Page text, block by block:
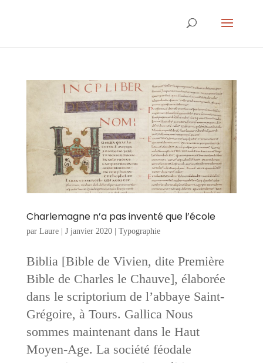
Charlemagne n’a pas inventé que l’école
par Laure| J janvier 2020| Typographie
Biblia [Bible de Vivien, dite Première
Bible de Charles le Chauve], élaborée
dans le scriptorium de l’abbaye Saint-
Grégoire, à Tours. Gallica Nous
sommes maintenant dans le Haut
Moyen-Age. La société féodale